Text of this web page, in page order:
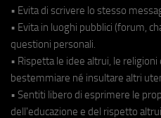
• Evita di scrivere lo stesso
• Evita in luoghi pubblici (forum,
questioni personali.
• Rispetta le idee altrui, le
bestemmiare né insultare altri
• Sentiti libero di esprimere le
dell'educazione e del rispetto